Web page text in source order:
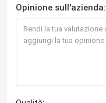
Opinione sull'azienda: